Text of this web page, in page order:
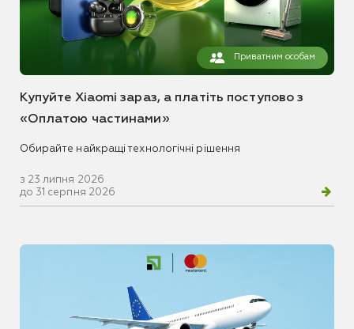
Приватним особам
Купуйте Xiaomi зараз, а платіть поступово з
«Оплатою частинами»
Обирайте найкращі технологічні рішення
з 23 липня 2026
до 31 серпня 2026